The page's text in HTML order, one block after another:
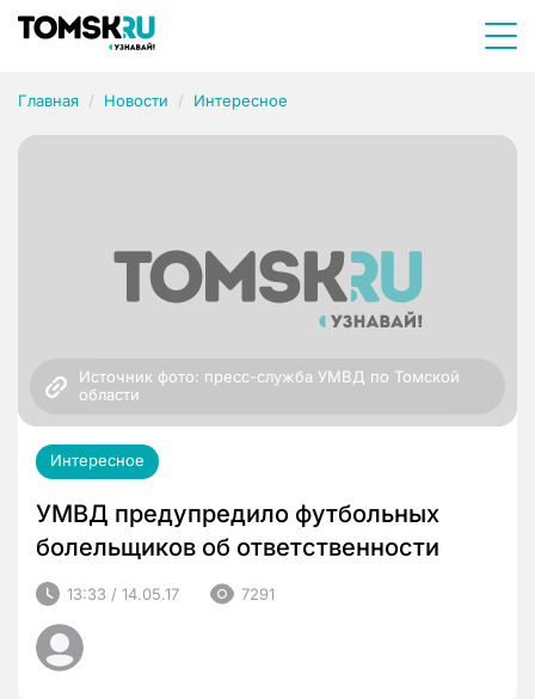
Главная Новости Интересное
Источник фото: пресс-служба УМВД по Томской
области
Интересное
УМВД предупредило футбольных
болельщиков об ответственности
13:33 / 14.05.17 7291